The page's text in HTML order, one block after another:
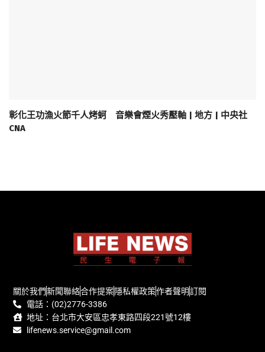
彰化王功漁火節千人烤蚵 音樂會煙火秀壓軸 | 地方 | 中央社
CNA
關於我們新聞聯絡合作提案隱私權政策作者聲明訂閱
電話：(02)2776-3386
地址：台北市大安區忠孝東路四段221號12樓
lifenews.service@gmail.com